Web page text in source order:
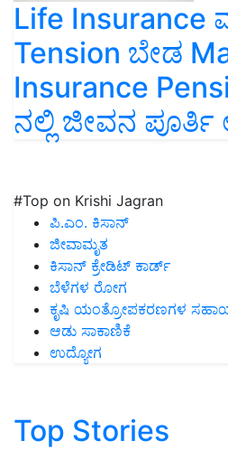
Life Insurance
Tension ಬೇಡ
Insurance
ನಲ್ಲಿ ಜೀವನ
#Top on Krishi Jagran
ಪಿ.ಎಂ. ಕಿಸಾನ್
ಜೀವಾಮೃತ
ಕಿಸಾನ್ ಕ್ರೇಡಿಟ್ ಕಾರ್ಡ್
ಬೆಳೆಗಳ ರೋಗ
ಕೃಷಿ ಯಂತ್ರೋಪಕರಣಗಳ
ಆಡು ಸಾಕಾಣಿಕೆ
ಉದ್ಯೋಗ
Top Stories